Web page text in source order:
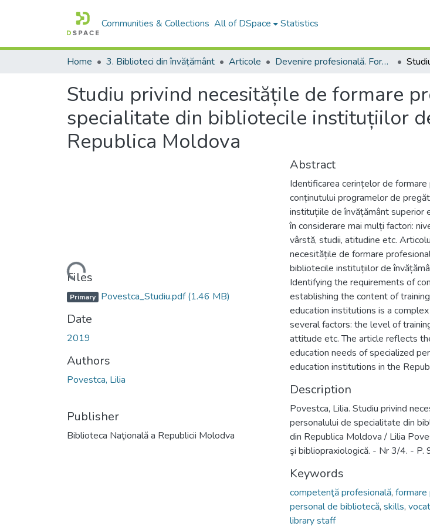
Communities & Collections All of DSpace Statistics
Home 3. Biblioteci din învățământ Articole Devenire profesională. Formarea profesională de bază și continuă a personalului din biblioteci
Studiu privind necesitățile de formare
specialitate din bibliotecile instituțiilor
Republica Moldova
Loading...
Files
Primary Povestca_Studiu.pdf(1.46 MB)
Date
2019
Authors
Povestca, Lilia
Publisher
Biblioteca Naţională a Republicii Molodva
Abstract
Identificarea cerințelor de
conținutului programelor de
instituțiile de învățământ superior
în considerare mai mulți factori:
vârstă, studii, atitudine etc.
necesitățile de formare
bibliotecile instituțiilor de
Identifying the requirements of
establishing the content of
education institutions is a
several factors: the level of
attitude etc. The article reflects
education needs of specialized
education institutions in the
Description
Povestca, Lilia. Studiu privind
personalului de specialitate din
din Republica Moldova / Lilia
şi bibliopraxiologică. - Nr 3/4. - P.
Keywords
competenţă profesională, formare
personal de bibliotecă, skills,
library staff